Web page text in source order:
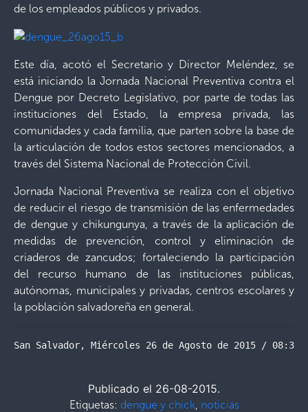
de los empleados públicos y privados.
Este día, acotó el Secretario y Director Meléndez, se
está iniciando la Jornada Nacional Preventiva contra el
Dengue por Decreto Legislativo, por parte de todas las
instituciones del Estado, la empresa privada, las
comunidades y cada familia, que parten sobre la base de
la articulación de todos estos sectores mencionados, a
través del Sistema Nacional de Protección Civil.
Jornada Nacional Preventiva se realiza con el objetivo
de reducir el riesgo de transmisión de las enfermedades
de dengue y chikungunya, a través de la aplicación de
medidas de prevención, control y eliminación de
criaderos de zancudos; fortaleciendo la participación
del recurso humano de las instituciones públicas,
autónomas, municipales y privadas, centros escolares y
la población salvadoreña en general.
San Salvador, Miércoles 26 de Agosto de 2015 / 08:30
Publicado el 26-08-2015.
Etiquetas: dengue y chick, noticias